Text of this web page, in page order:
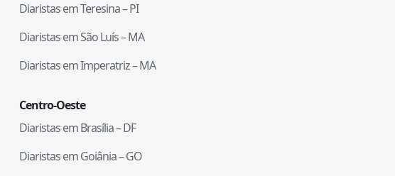
Diaristas emTeresina–PI
Diaristas emSão Luís–MA
Diaristas emImperatriz–MA
Centro-Oeste
Diaristas emBrasília–DF
Diaristas emGoiânia–GO